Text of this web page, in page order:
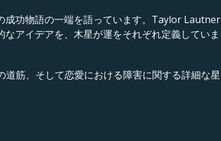
成功物語の一端を語っています。Taylor Lautner
アイデアを、木星が運をそれぞれ定義していま
筋、そして恋愛における障害に関する詳細な星